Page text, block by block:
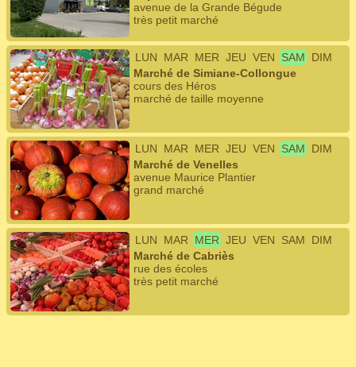
avenue de la Grande Bégude
très petit marché
LUN MAR MER JEU VEN SAM
DIM
Marché de Simiane-Collongue
cours des Héros
marché de taille moyenne
LUN MAR MER JEU VEN SAM
DIM
Marché de Venelles
avenue Maurice Plantier
grand marché
LUN MAR MER JEU VEN SAM
DIM
Marché de Cabriès
rue des écoles
très petit marché